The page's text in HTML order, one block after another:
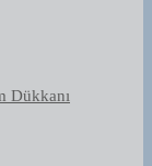
Dükkanı